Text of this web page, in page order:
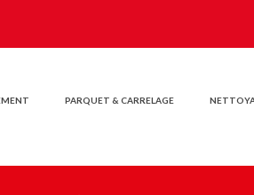
PARQUET & CARRELAGE